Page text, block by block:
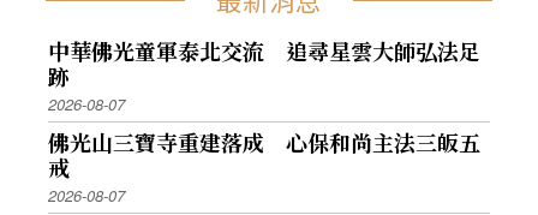
中華佛光童軍泰北交流 追尋星雲大師弘法足
跡
2026-08-07
佛光山三寶寺重建落成 心保和尚主法三皈五
戒
2026-08-07